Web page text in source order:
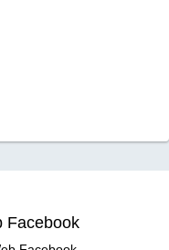
Facebook